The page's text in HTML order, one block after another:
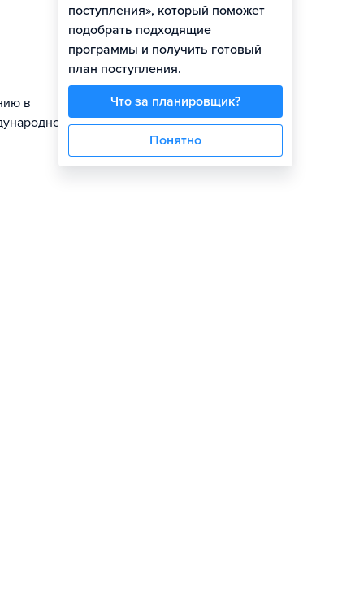
в
поступления», который поможет
подобрать подходящие
программы и получить готовый
план поступления.
Что за планировщик?
Понятно